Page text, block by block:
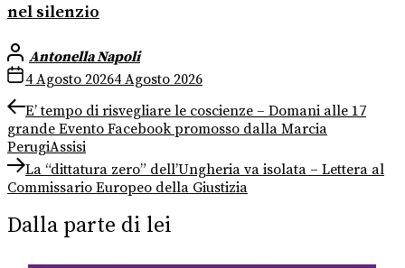
nel silenzio
Antonella Napoli
4 Agosto 20264 Agosto 2026
Navigazione
articoli
Previous
post:
E’ tempo di risvegliare le coscienze – Domani alle 17
grande Evento Facebook promosso dalla Marcia
PerugiAssisi
Next
post:
La “dittatura zero” dell’Ungheria va isolata – Lettera al
Commissario Europeo della Giustizia
Dalla parte di lei